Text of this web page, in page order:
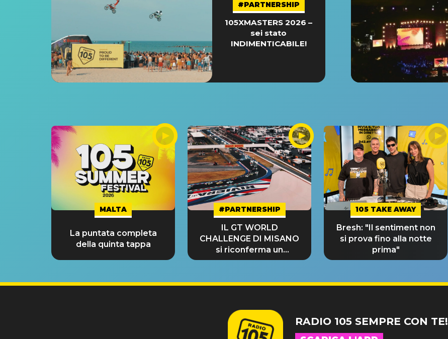
#PARTNERSHIP
105XMASTERS 2026 –
sei stato
INDIMENTICABILE!
MALTA
La puntata completa
della quinta tappa
#PARTNERSHIP
IL GT WORLD
CHALLENGE DI MISANO
si riconferma un
GRANDE SUCCESSO!
105 TAKE AWAY
Bresh: "Il sentiment non
si prova fino alla notte
prima"
RADIO 105 SEMPRE CON TE!